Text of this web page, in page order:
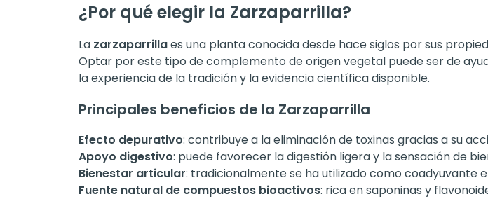
¿Por qué elegir la Zarzaparrilla?
La zarzaparrillaes una planta conocida desde hace siglos por sus
Optar por este tipo de complemento de origen vegetal puede ser de
la experiencia de la tradición y la evidencia científica disponible.
Principales beneficios de la Zarzaparrilla
Efecto depurativo: contribuye a la eliminación de toxinas gracias a su
Apoyo digestivo: puede favorecer la digestión ligera y la sensación de
Bienestar articular: tradicionalmente se ha utilizado como coadyuvante
Fuente natural de compuestos bioactivos: rica en saponinas y